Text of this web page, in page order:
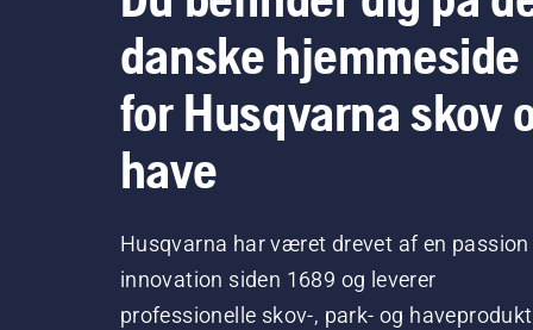
danske hjemmeside
for Husqvarna skov
have
Husqvarna har været drevet af en
innovation siden 1689 og leverer
professionelle skov-, park- og